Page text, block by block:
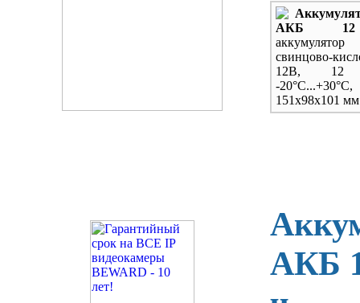
АКБ 12
аккумулятор
свинцово-
12В, 12
-20°С...+30°С,
151х98х101 мм
АКБ